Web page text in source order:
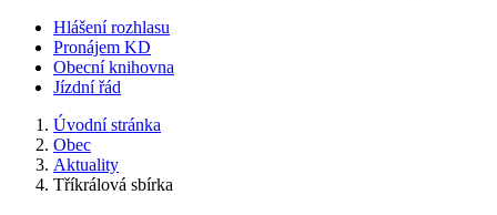
Hlášení rozhlasu
Pronájem KD
Obecní knihovna
Jízdní řád
Úvodní stránka
Obec
Aktuality
Tříkrálová sbírka